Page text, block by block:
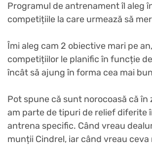
Programul de antrenament îl aleg
competițiile la care urmează să
Îmi aleg cam 2 obiective mari pe
competițiilor le planific în funcție
încât să ajung în forma cea mai
Pot spune că sunt norocoasă că în
am parte de tipuri de relief diferite
antrena specific. Când vreau
munții Cindrel, iar când vreau ceva